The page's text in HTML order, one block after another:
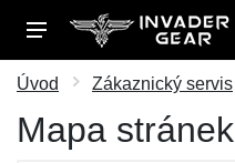
Úvod Zákaznický servis
Mapa stránek